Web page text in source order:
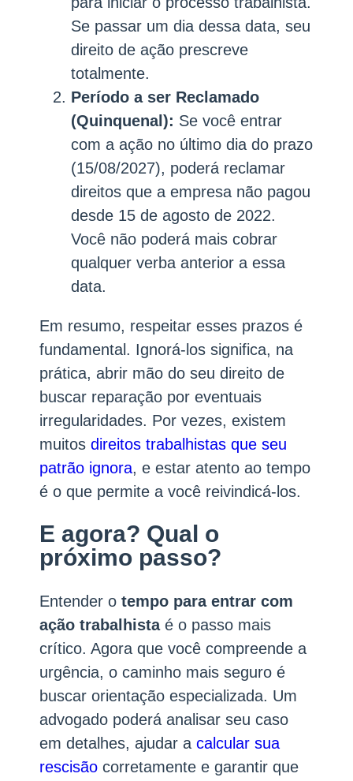
Se passar um dia dessa data, seu
direito de ação prescreve
totalmente.
Período a ser Reclamado
(Quinquenal): Se você entrar
com a ação no último dia do prazo
(15/08/2027), poderá reclamar
direitos que a empresa não pagou
desde 15 de agosto de 2022.
Você não poderá mais cobrar
qualquer verba anterior a essa
data.
Em resumo, respeitar esses prazos é
fundamental. Ignorá-los significa, na
prática, abrir mão do seu direito de
buscar reparação por eventuais
irregularidades. Por vezes, existem
muitos direitos trabalhistas que seu
patrão ignora, e estar atento ao tempo
é o que permite a você reivindicá-los.
E agora? Qual o
próximo passo?
Entender o tempo para entrar com
ação trabalhistaé o passo mais
crítico. Agora que você compreende a
urgência, o caminho mais seguro é
buscar orientação especializada. Um
advogado poderá analisar seu caso
em detalhes, ajudar a calcular sua
rescisão corretamente e garantir que